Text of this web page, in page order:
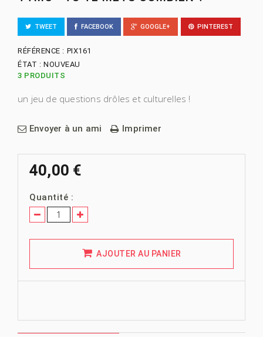
TWEET FACEBOOK GOOGLE+ PINTEREST
RÉFÉRENCE : PIX161
ÉTAT : NOUVEAU
3 PRODUITS
un jeu de questions drôles et culturelles !
Envoyer à un ami Imprimer
40,00 €
Quantité :
AJOUTER AU PANIER